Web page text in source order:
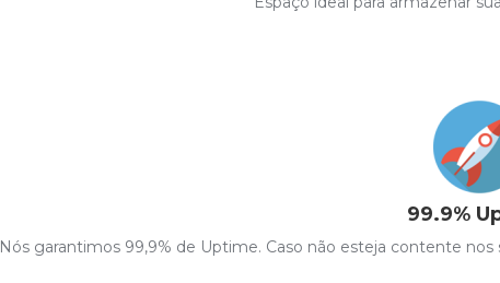
99.9%
Nós garantimos 99,9% de Uptime. Caso não esteja contente